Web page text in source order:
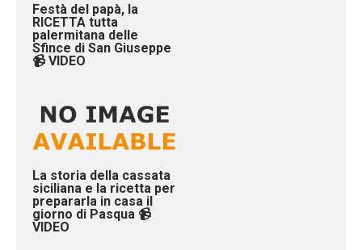
Festà del papà, la
RICETTA tutta
palermitana delle
Sfince di San Giuseppe
📹 VIDEO
La storia della cassata
siciliana e la ricetta per
prepararla in casa il
giorno di Pasqua 📹
VIDEO